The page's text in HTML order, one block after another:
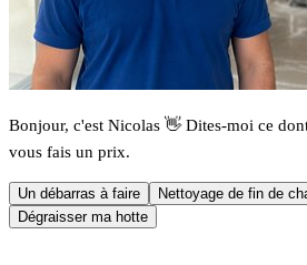
Bonjour, c'est Nicolas 👋 Dites-moi ce
vous fais un prix.
Un débarras à faire
Nettoyage de fin de
Dégraisser ma hotte